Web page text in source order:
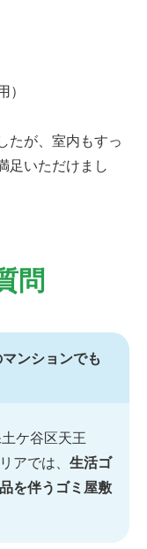
）
たが、室内もすっ
足いただけまし
問
ンションでも
ケ谷区天王
アでは、 生活ゴ
を伴うゴミ屋敷